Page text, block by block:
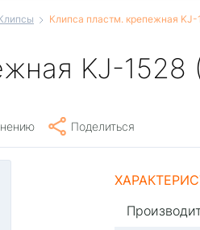
Клипса пластм. крепежная KJ-
KJ-1528
Поделиться